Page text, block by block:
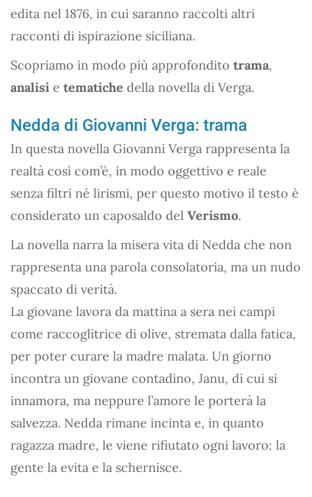
edita nel 1876, in cui saranno raccolti altri
racconti di ispirazione siciliana.
Scopriamo in modo più approfondito trama,
analisi e tematiche della novella di Verga.
Nedda di Giovanni Verga: trama
In questa novella Giovanni Verga rappresenta la
realtà così com’è, in modo oggettivo e reale
senza filtri né lirismi, per questo motivo il testo è
considerato un caposaldo del Verismo.
La novella narra la misera vita di Nedda che non
rappresenta una parola consolatoria, ma un nudo
spaccato di verità.
La giovane lavora da mattina a sera nei campi
come raccoglitrice di olive, stremata dalla fatica,
per poter curare la madre malata. Un giorno
incontra un giovane contadino, Janu, di cui si
innamora, ma neppure l’amore le porterà la
salvezza. Nedda rimane incinta e, in quanto
ragazza madre, le viene rifiutato ogni lavoro: la
gente la evita e la schernisce.